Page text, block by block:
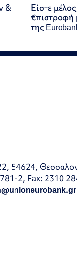
&
Είστε
€πιστροφή
της
54624,
2, Fax: 2310